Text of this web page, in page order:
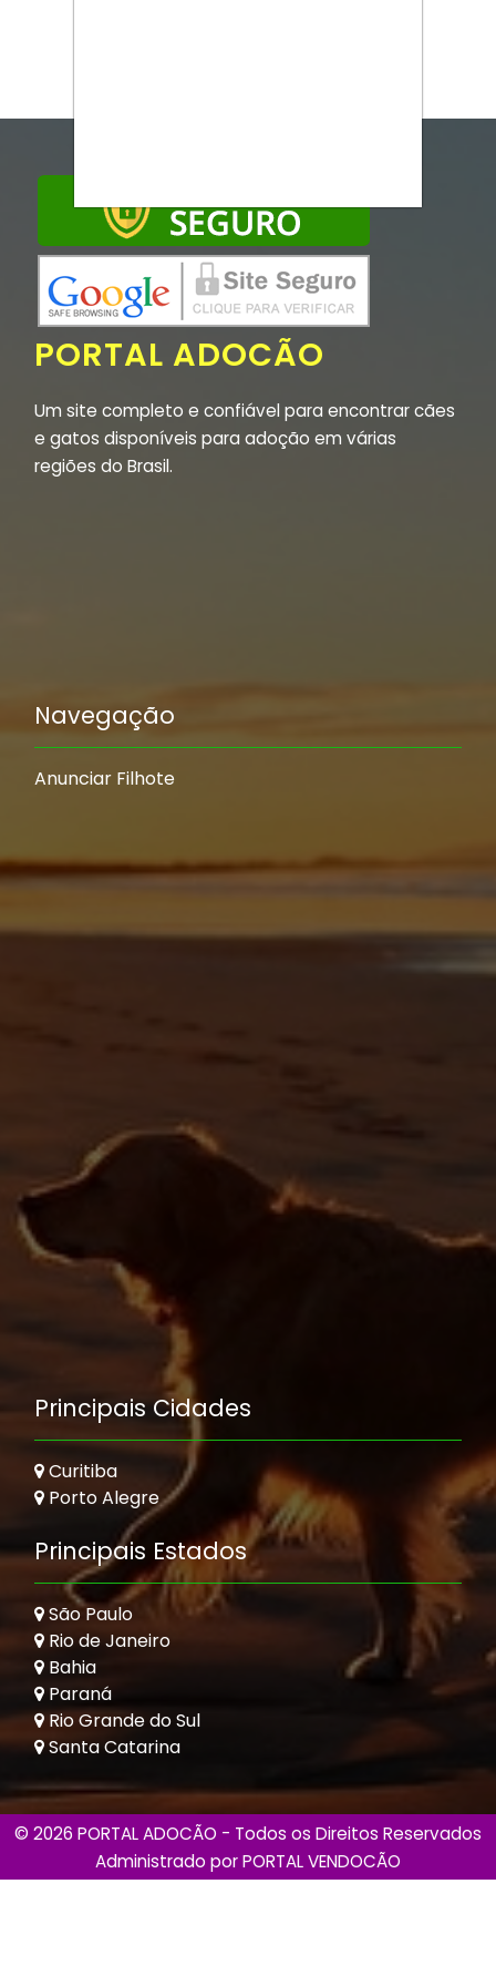
PORTAL ADOCÃO
Um site completo e confiável para encontrar cães
e gatos disponíveis para adoção em várias
regiões do Brasil.
Navegação
Anunciar Filhote
Principais Cidades
Curitiba
Porto Alegre
Principais Estados
São Paulo
Rio de Janeiro
Bahia
Paraná
Rio Grande do Sul
Santa Catarina
© 2026 PORTAL ADOCÃO - Todos os Direitos Reservados
Administrado porPORTAL VENDOCÃO